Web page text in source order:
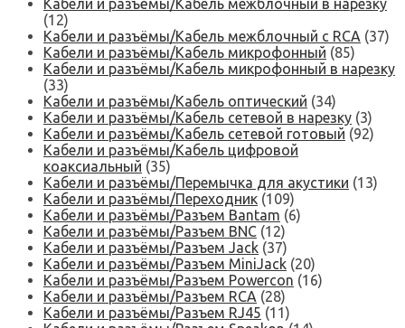
Кабели и разъёмы/Кабель межблочный в нарезку
(12)
Кабели и разъёмы/Кабель межблочный с RCA (37)
Кабели и разъёмы/Кабель микрофонный (85)
Кабели и разъёмы/Кабель микрофонный в нарезку
(33)
Кабели и разъёмы/Кабель оптический (34)
Кабели и разъёмы/Кабель сетевой в нарезку (3)
Кабели и разъёмы/Кабель сетевой готовый (92)
Кабели и разъёмы/Кабель цифровой
коаксиальный (35)
Кабели и разъёмы/Перемычка для акустики (13)
Кабели и разъёмы/Переходник (109)
Кабели и разъёмы/Разъем Bantam (6)
Кабели и разъёмы/Разъем BNC (12)
Кабели и разъёмы/Разъем Jack (37)
Кабели и разъёмы/Разъем MiniJack (20)
Кабели и разъёмы/Разъем Powercon (16)
Кабели и разъёмы/Разъем RCA (28)
Кабели и разъёмы/Разъем RJ45 (11)